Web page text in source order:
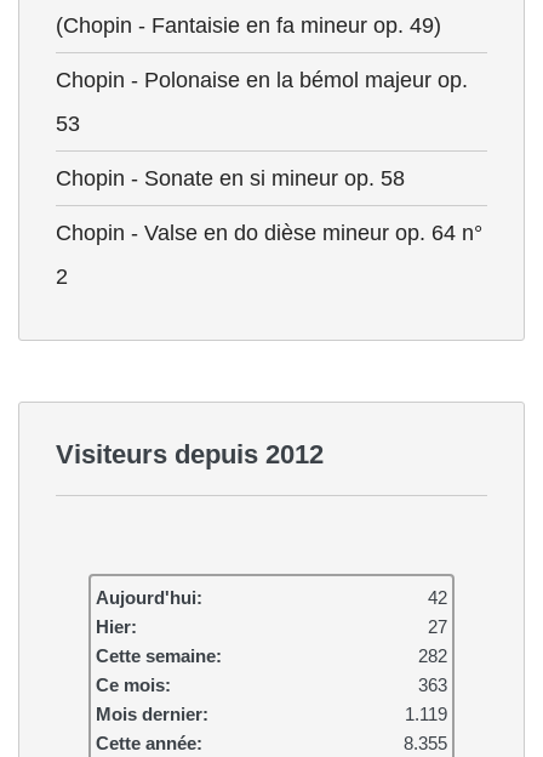
(Chopin - Fantaisie en fa mineur op. 49)
Chopin - Polonaise en la bémol majeur op.
53
Chopin - Sonate en si mineur op. 58
Chopin - Valse en do dièse mineur op. 64 n°
2
Visiteurs depuis 2012
Aujourd'hui:
42
Hier:
27
Cette semaine:
282
Ce mois:
363
Mois dernier:
1.119
Cette année:
8.355